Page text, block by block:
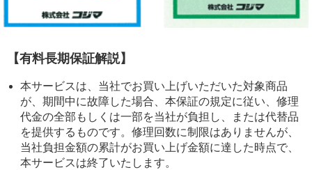
【有料長期保証解説】
本サービスは、当社でお買い上げいただいた対象商品
が、期間中に故障した場合、本保証の規定に従い、修理
代金の全部もしくは一部を当社が負担し、または代替品
を提供するものです。修理回数に制限はありませんが、
当社負担金額の累計がお買い上げ金額に達した時点で、
本サービスは終了いたします。